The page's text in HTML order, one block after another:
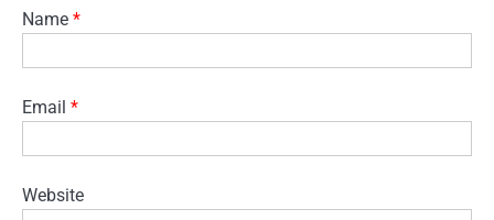
Name *
Email *
Website